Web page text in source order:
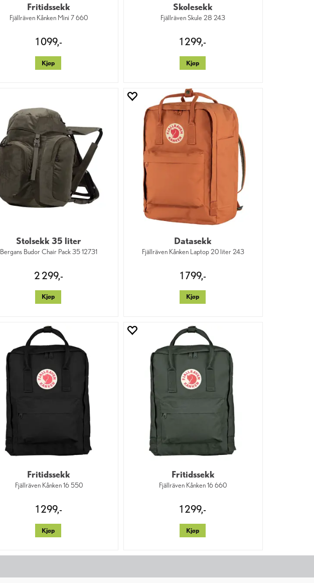
Fritidssekk
Fjällräven Kånken Mini 7 660
1 099,-
Kjøp
Skolesekk
Fjällräven Skule 28 243
1 299,-
Kjøp
Stolsekk 35 liter
Bergans Budor Chair Pack 35 12731
2 299,-
Kjøp
Datasekk
Fjällräven Kånken Laptop 20 liter 243
1 799,-
Kjøp
Fritidssekk
Fjällräven Kånken 16 550
1 299,-
Kjøp
Fritidssekk
Fjällräven Kånken 16 660
1 299,-
Kjøp